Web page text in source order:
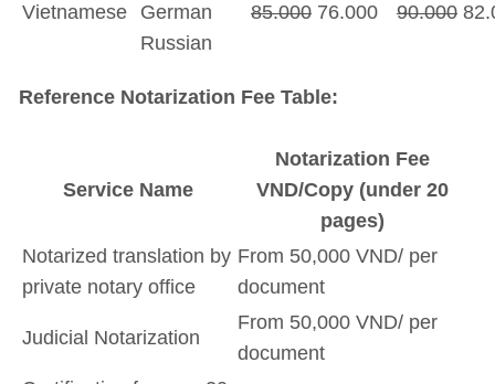
Vietnamese
German
Russian
85.000 76.000 90.000
Reference Notarization Fee Table:
Service Name
Notarization Fee
VND/Copy (under 20
pages)
Notarized translation by
private notary office
From 50,000 VND/ per
document
Judicial Notarization
From 50,000 VND/ per
document